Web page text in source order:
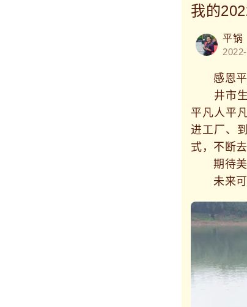
我的
平锅
感恩平
井市生
平凡人平
进工厂、
式，不断
期待美好
未来